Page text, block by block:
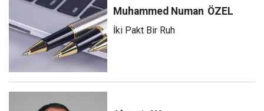
Muhammed Numan ÖZEL
İki Pakt Bir Ruh